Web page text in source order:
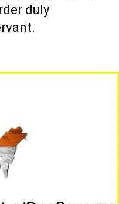
duly